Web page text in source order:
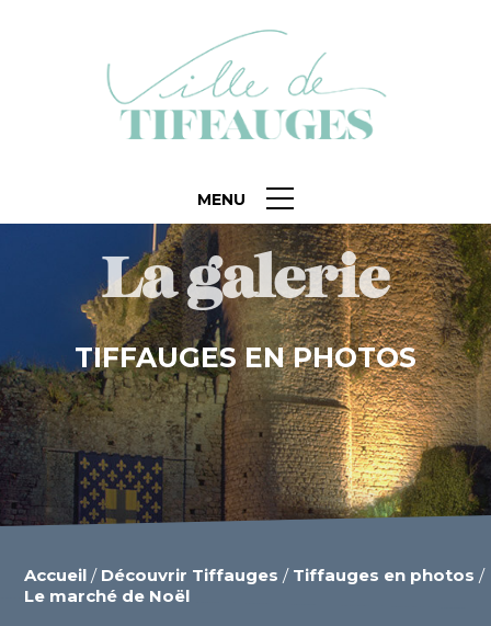
MENU
La galerie
TIFFAUGES EN PHOTOS
Accueil / Découvrir Tiffauges / Tiffauges en photos /
Le marché de Noël